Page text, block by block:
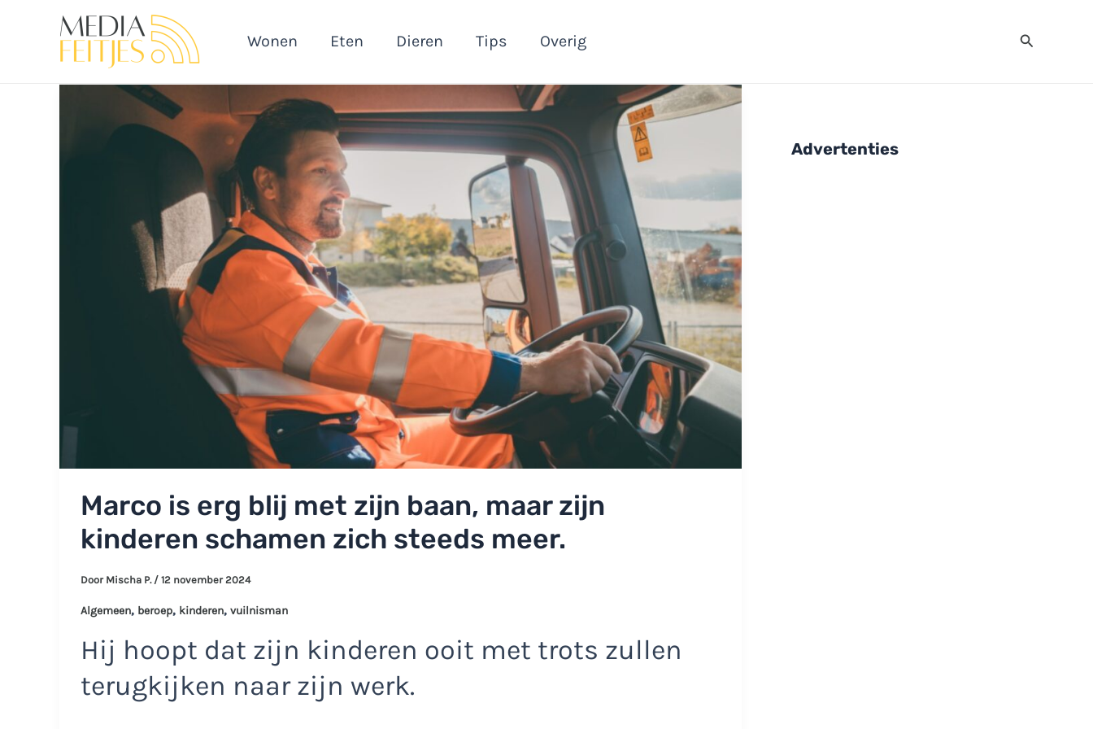
Wonen Eten Dieren Tips Overig Zoeken
Marco is erg blij met zijn baan, maar zijn
kinderen schamen zich steeds meer.
Door Mischa P. / 12 november 2024
Algemeen, beroep, kinderen, vuilnisman
Hij hoopt dat zijn kinderen ooit met trots zullen
terugkijken naar zijn werk.
Advertenties